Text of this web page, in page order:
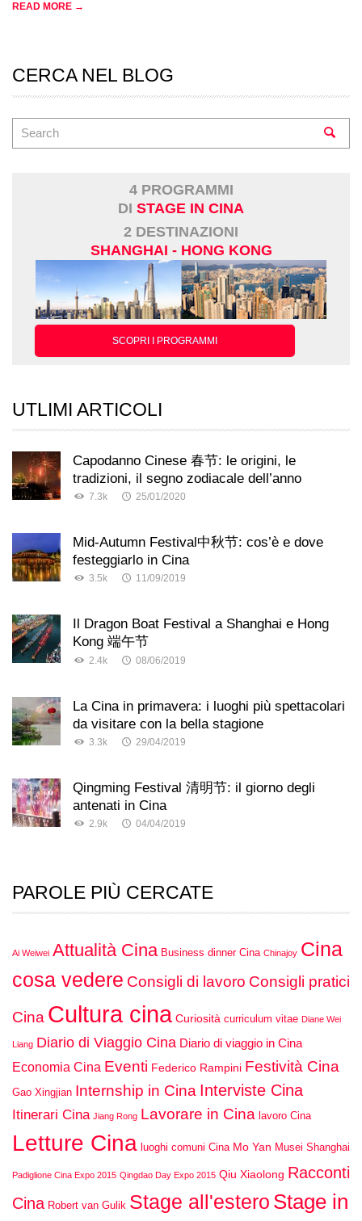
READ MORE →
CERCA NEL BLOG
4 PROGRAMMI
DI STAGE IN CINA
2 DESTINAZIONI
SHANGHAI - HONG KONG
SCOPRI I PROGRAMMI
UTLIMI ARTICOLI
Capodanno Cinese 春节: le origini, le
tradizioni, il segno zodiacale dell’anno
7.3k 25/01/2020
Mid-Autumn Festival中秋节: cos’è e dove
festeggiarlo in Cina
3.5k 11/09/2019
Il Dragon Boat Festival a Shanghai e Hong
Kong 端午节
2.4k 08/06/2019
La Cina in primavera: i luoghi più spettacolari
da visitare con la bella stagione
3.3k 29/04/2019
Qingming Festival 清明节: il giorno degli
antenati in Cina
2.9k 04/04/2019
PAROLE PIÙ CERCATE
Ai Weiwei Attualità Cina Business dinner Cina Chinajoy Cina
cosa vedere Consigli di lavoro Consigli pratici
Cina Cultura cina Curiosità curriculum vitae Diane Wei
Liang Diario di Viaggio Cina Diario di viaggio in Cina
Economia Cina Eventi Federico Rampini Festività Cina
Gao Xingjian Internship in Cina Interviste Cina
Itinerari Cina Jiang Rong Lavorare in Cina lavoro Cina
Letture Cina luoghi comuni Cina Mo Yan Musei Shanghai
Padiglione Cina Expo 2015 Qingdao Day Expo 2015 Qiu Xiaolong Racconti
Cina Robert van Gulik Stage all'estero Stage in